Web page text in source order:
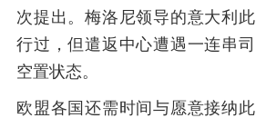
次提出。梅洛尼领导的意大利
行过，但遣返中心遭遇一连串
空置状态。
欧盟各国还需时间与愿意接纳